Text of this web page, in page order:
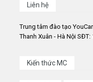
Liên hệ
Trung tâm đào tạo
Thanh Xuân - Hà Nội
Kiến thức MC